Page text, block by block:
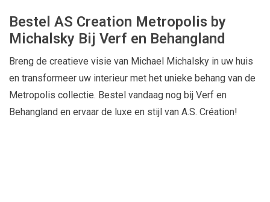
Bestel AS Creation Metropolis by
Michalsky Bij Verf en Behangland
Breng de creatieve visie van Michael Michalsky in uw huis
en transformeer uw interieur met het unieke behang van de
Metropolis collectie. Bestel vandaag nog bij Verf en
Behangland en ervaar de luxe en stijl van A.S. Création!